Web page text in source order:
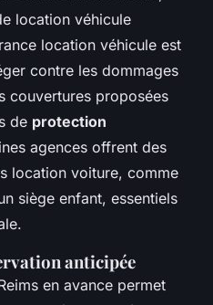
location véhicule
location véhicule est
contre les dommages
couvertures proposées
de protection
agences offrent des
location voiture, comme
siège enfant, essentiels
anticipée
en avance permet